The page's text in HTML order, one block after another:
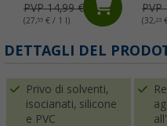
PVP 14,99 €
(27,55 € / 1 l)
PVP
(32,23
DETTAGLI DEL
Privo di solventi,
isocianati, silicone
e PVC